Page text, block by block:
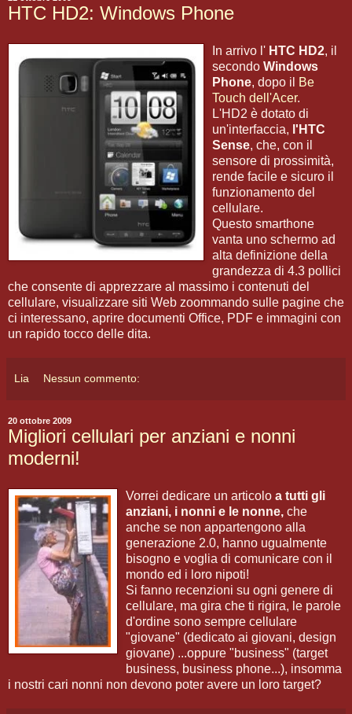
HTC HD2: Windows Phone
In arrivo l' HTC HD2, il
secondo Windows
Phone, dopo il
Be
Touch dell'Acer.
L'HD2 è dotato di
un'interfaccia, l'HTC
Sense, che, con il
sensore di prossimità,
rende facile e sicuro il
funzionamento del
cellulare.
Questo smarthone
vanta uno schermo ad
alta definizione della
grandezza di 4.3 pollici
che consente di apprezzare al massimo i contenuti del
cellulare, visualizzare siti Web zoommando sulle pagine che
ci interessano, aprire documenti Office, PDF e immagini con
un rapido tocco delle dita.
Lia Nessun commento:
20 ottobre 2009
Migliori cellulari per anziani e nonni
moderni!
Vorrei dedicare un articolo a tutti gli
anziani, i nonni e le nonne, che
anche se non appartengono alla
generazione 2.0, hanno ugualmente
bisogno e voglia di comunicare con il
mondo ed i loro nipoti!
Si fanno recenzioni su ogni genere di
cellulare, ma gira che ti rigira, le parole
d'ordine sono sempre cellulare
"giovane" (dedicato ai giovani, design
giovane) ...oppure "business" (target
business, business phone...), insomma
i nostri cari nonni non devono poter avere un loro target?